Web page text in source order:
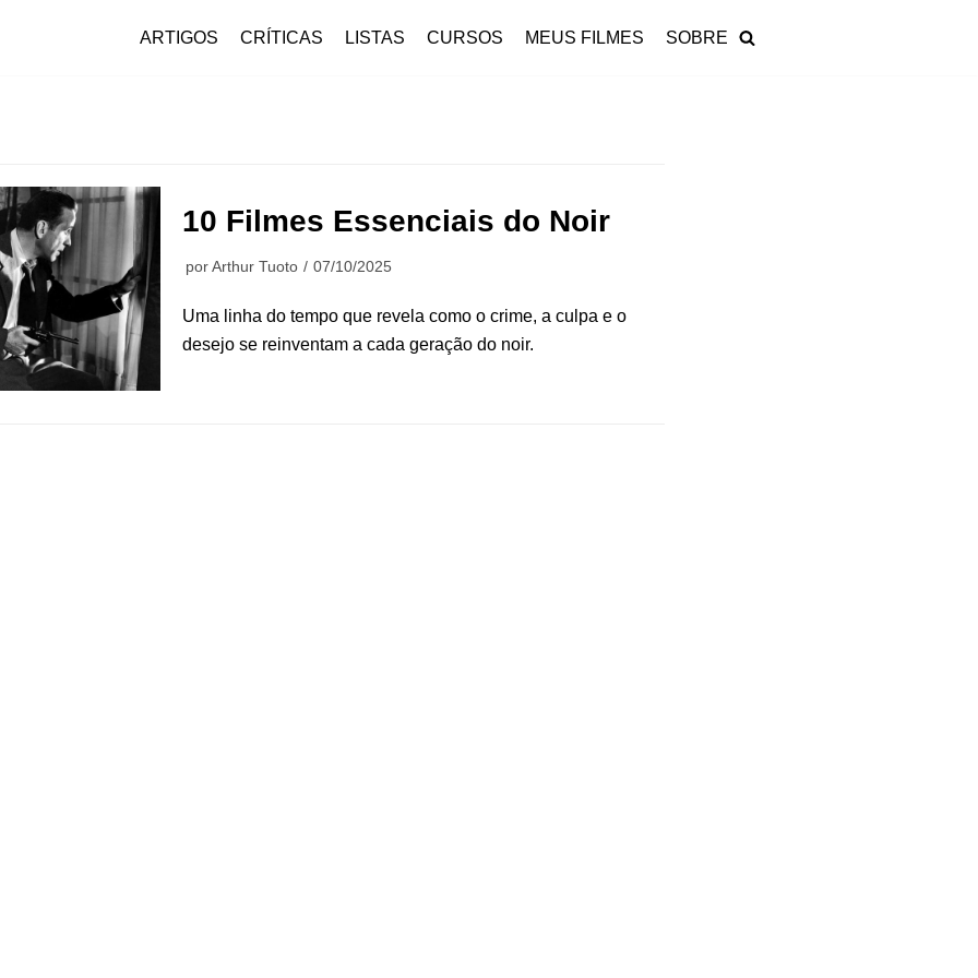
ARTIGOS CRÍTICAS LISTAS CURSOS MEUS FILMES SOBRE
10 Filmes Essenciais do Noir
por Arthur Tuoto 07/10/2025
Uma linha do tempo que revela como o crime, a culpa e o
desejo se reinventam a cada geração do noir.